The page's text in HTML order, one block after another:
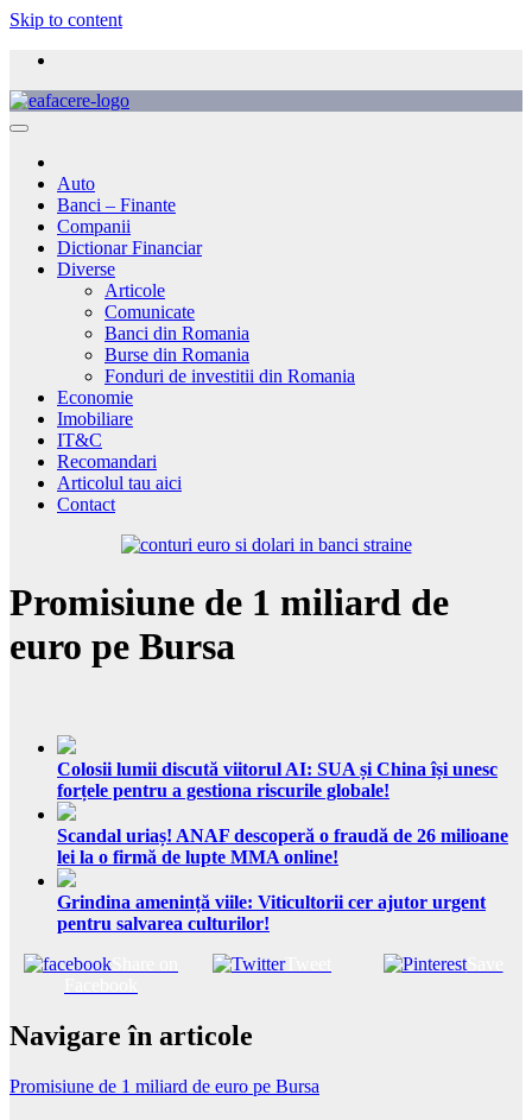
Skip to content
Auto
Banci – Finante
Companii
Dictionar Financiar
Diverse
Articole
Comunicate
Banci din Romania
Burse din Romania
Fonduri de investitii din Romania
Economie
Imobiliare
IT&C
Recomandari
Articolul tau aici
Contact
Promisiune de 1 miliard de
euro pe Bursa
Colosii lumii discută viitorul AI: SUA și China își unesc
forțele pentru a gestiona riscurile globale!
Scandal uriaș! ANAF descoperă o fraudă de 26 milioane
lei la o firmă de lupte MMA online!
Grindina amenință viile: Viticultorii cer ajutor urgent
pentru salvarea culturilor!
Tweet Save
Navigare în articole
Promisiune de 1 miliard de euro pe Bursa